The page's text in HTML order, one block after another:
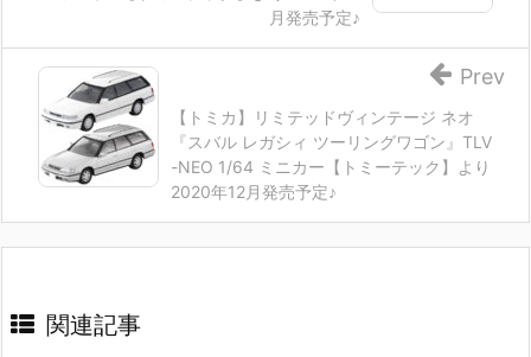
月発売予定♪
【トミカ】リミテッドヴィンテージ ネオ
『スバル レガシィ ツーリングワゴン』TLV
-NEO 1/64 ミニカー【トミーテック】より
2020年12月発売予定♪
Prev
関連記事